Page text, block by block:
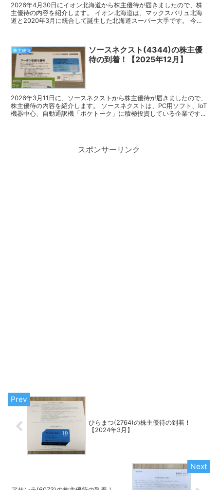
2026年4月30日にイオン北海道から株主優待が届きましたので、株
主優待の内容を紹介します。 イオン北海道は、マックスバリュ北海
道と2020年3月に統合して誕生した北海道スーパー大手です。 今回
株主優待
ソースネクスト(4344)の株主優
待の到着！【2025年12月】
2026年3月11日に、ソースネクストから株主優待が届きましたので、
株主優待の内容を紹介します。 ソースネクストは、PC用ソフト、IoT
機器中心、自動通訳機「ポケトーク」に積極投資している企業です。
スポンサーリンク
ひらまつ(2764)の株主優待の到着！
【2024年3月】